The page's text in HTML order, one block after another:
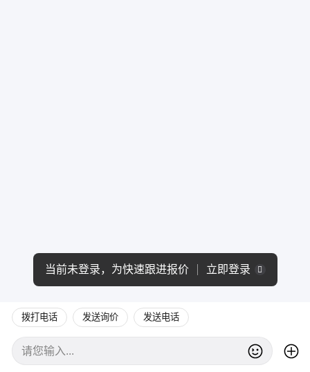
拨打电话 发送询价 发送电话
当前未登录，为快速跟进报价 立即登录